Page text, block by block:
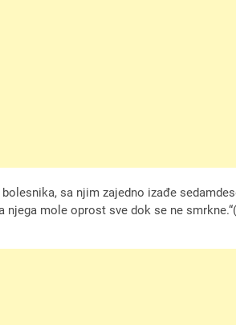
sa njim zajedno izađe
mole oprost sve dok se ne